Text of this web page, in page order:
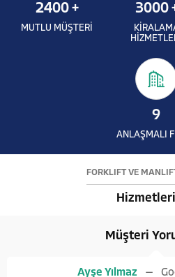
2400+
MUTLU MÜŞTERİ
3000
9
ANLAŞMALI
FORKLİFT VE
Müşteri
Ayşe Yılmaz